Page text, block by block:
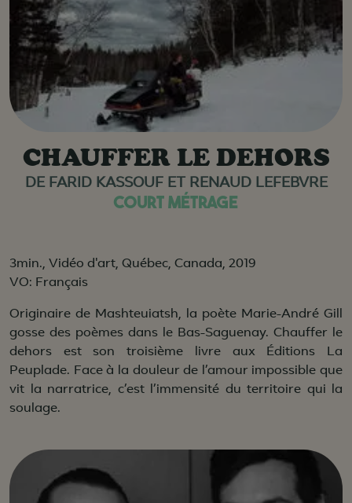
CHAUFFER LE DEHORS
DE FARID KASSOUF ET RENAUD LEFEBVRE
COURT MÉTRAGE
3min., Vidéo d'art, Québec, Canada, 2019
VO: Français
Originaire de Mashteuiatsh, la poète Marie-André Gill
gosse des poèmes dans le Bas-Saguenay. Chauffer le
dehors est son troisième livre aux Éditions La
Peuplade. Face à la douleur de l’amour impossible que
vit la narratrice, c’est l’immensité du territoire qui la
soulage.